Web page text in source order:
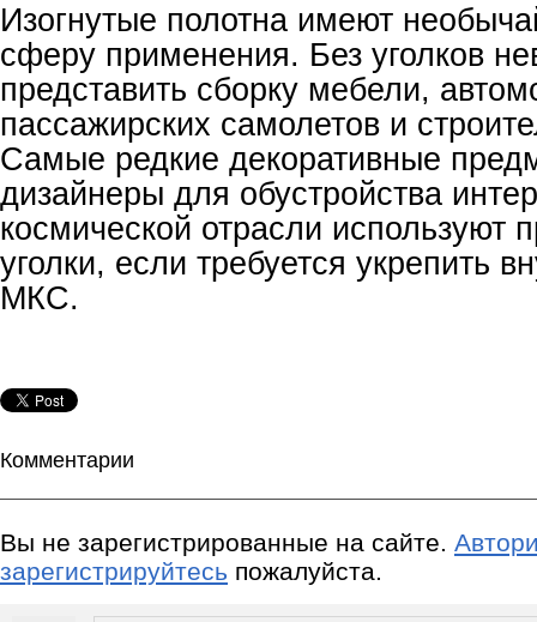
Изогнутые полотна имеют
сферу применения. Без уголков
представить сборку мебели,
пассажирских самолетов и
Самые редкие декоративные
дизайнеры для обустройства
космической отрасли используют
уголки, если требуется укрепить
МКС.
Комментарии
Вы не зарегистрированные на сайте.
зарегистрируйтесь пожалуйста.